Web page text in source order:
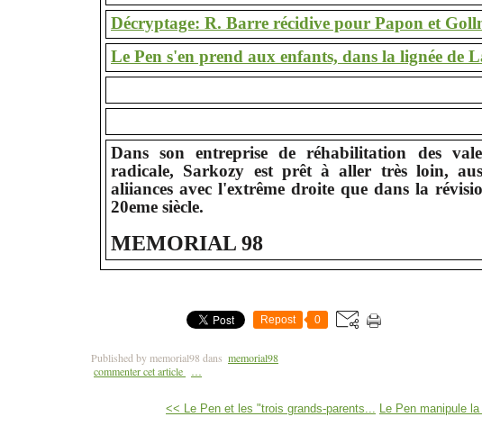
Décryptage: R. Barre récidive pour Papon et
Le Pen s'en prend aux enfants, dans la lignée de
Dans son entreprise de réhabilitation des
radicale, Sarkozy est prêt à aller très loin,
aliiances avec l'extrême droite que dans la
20eme siècle.
MEMORIAL 98
Repost 0
Published by memorial98 dans memorial98
commenter cet article
…
<< Le Pen et les "trois grands-parents... Le Pen manipule